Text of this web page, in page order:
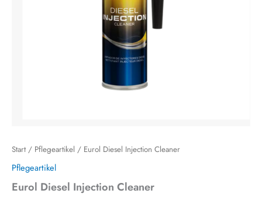
Start / Pflegeartikel / Eurol Diesel Injection Cleaner
Pflegeartikel
Eurol Diesel Injection Cleaner